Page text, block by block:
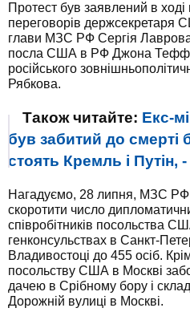
Протест був заявлений в
переговорів держсекретаря
глави МЗС РФ Сергія Лаврова,
посла США в РФ Джона
російського
Рябкова.
Також читайте: Екс-
був забитий до смерті
стоять Кремль і Путін,
Нагадуємо, 28 липня, МЗС РФ
скоротити число
співробітників посольства
генконсульствах в Санкт-
Владивостоці до 455 осіб.
посольству США в Москві
дачею в Срібному бору і
Дорожній вулиці в Москві.